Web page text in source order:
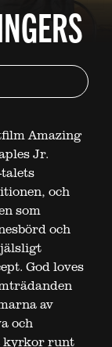
Amazing
Jr.
och
som
och
God loves
av
och
kyrkor runt